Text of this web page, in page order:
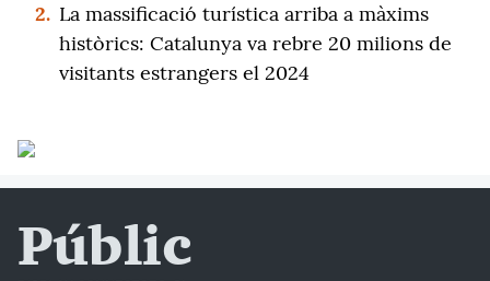
2. La massificació turística arriba a màxims
històrics: Catalunya va rebre 20 milions de
visitants estrangers el 2024
Públic